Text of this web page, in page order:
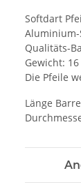
Softdart
Qualitäts-
Gewicht: 16
Die Pfeile
Länge